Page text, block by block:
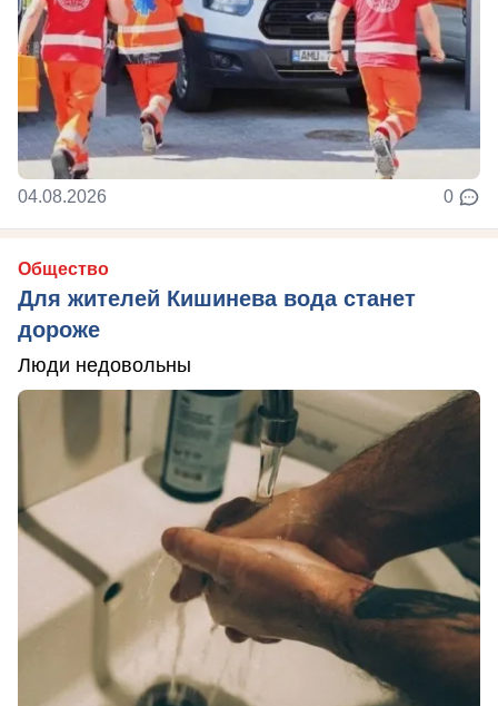
04.08.2026 0
Общество
Для жителей Кишинева вода станет
дороже
Люди недовольны